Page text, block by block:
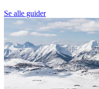
Se alle guider